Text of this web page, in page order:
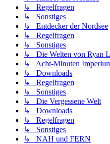
↳ Regelfragen
↳ Sonstiges
↳ Entdecker der Nordsee
↳ Regelfragen
↳ Sonstiges
↳ Die Welten von Ryan
↳ Acht-Minuten
↳ Downloads
↳ Regelfragen
↳ Sonstiges
↳ Die Vergessene Welt
↳ Downloads
↳ Regelfragen
↳ Sonstiges
↳ NAH und FERN